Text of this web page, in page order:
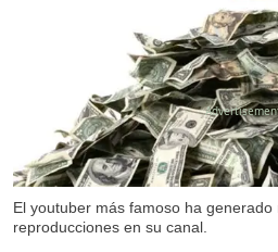
El youtuber más famoso ha
reproducciones en su canal.